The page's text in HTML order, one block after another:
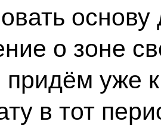
основу
о зоне
уже
в тот